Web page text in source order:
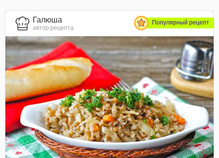
Галюша
автор рецепта
Популярный рецепт